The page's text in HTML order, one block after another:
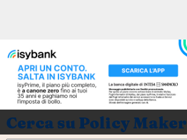
Cerca su Policy Maker